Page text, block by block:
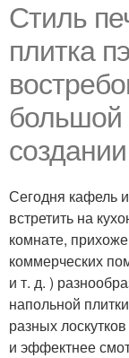
Стиль
плитка
большой
Сегодня кафель
встретить на
комнате,
коммерческих
и т. д. )
напольной
разных
и эффектнее